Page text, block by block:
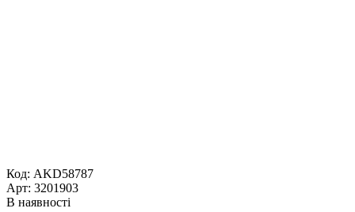
Код: AKD58787
Арт: 3201903
В наявності